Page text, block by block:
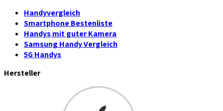
Handyvergleich
Smartphone Bestenliste
Handys mit guter Kamera
Samsung Handy Vergleich
5G Handys
Hersteller